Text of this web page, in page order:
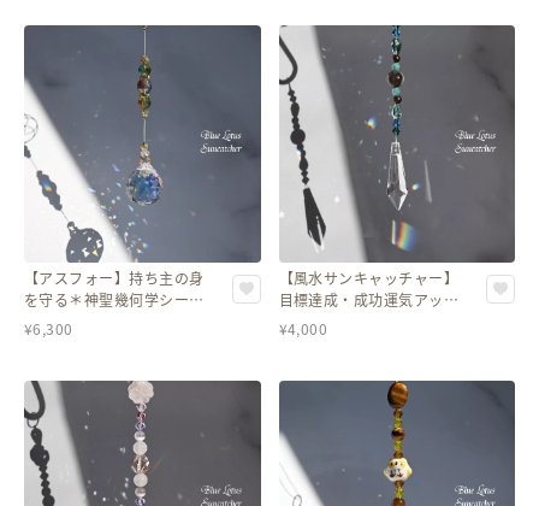
【アスフォー】持ち主の身
を守る＊神聖幾何学シー
ド・オブ・ライフ（生命の
種）と翡翠のサンキャッチ
¥6,300
【風水サンキャッチャー】
目標達成・成功運気アップ
＊アマゾナイト＆珪化木入
¥4,000